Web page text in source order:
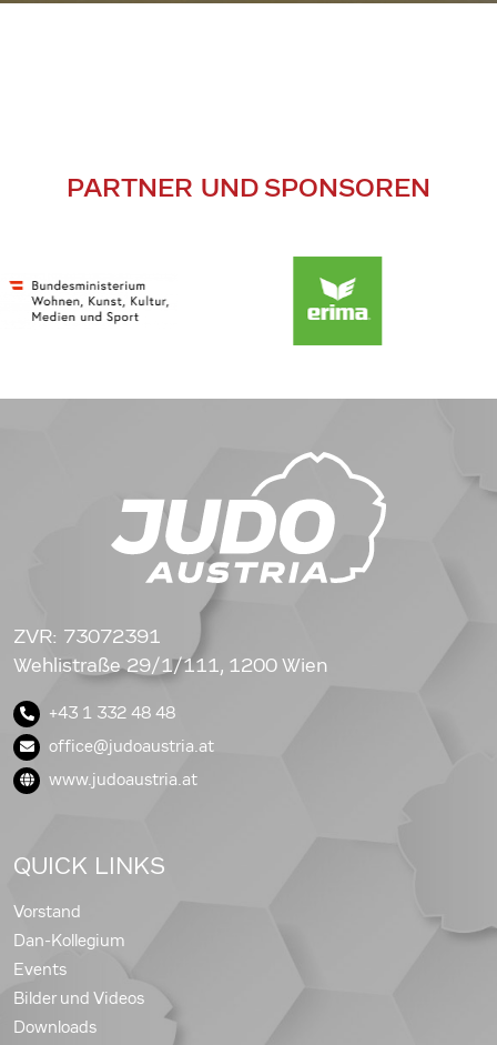
PARTNER UND SPONSOREN
ZVR: 73072391
Wehlistraße 29/1/111, 1200 Wien
+43 1 332 48 48
office@judoaustria.at
www.judoaustria.at
QUICK LINKS
Vorstand
Dan-Kollegium
Events
Bilder und Videos
Downloads